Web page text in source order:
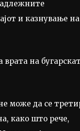
и казнување на
на
може да се
како што рече,